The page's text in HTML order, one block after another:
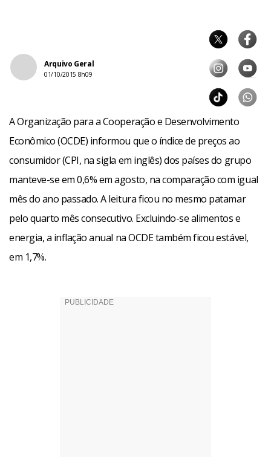
Arquivo Geral
01/10/2015 8h09
A Organização para a Cooperação e Desenvolvimento
Econômico (OCDE) informou que o índice de preços ao
consumidor (CPI, na sigla em inglês) dos países do grupo
manteve-se em 0,6% em agosto, na comparação com igual
mês do ano passado. A leitura ficou no mesmo patamar
pelo quarto mês consecutivo. Excluindo-se alimentos e
energia, a inflação anual na OCDE também ficou estável,
em 1,7%.